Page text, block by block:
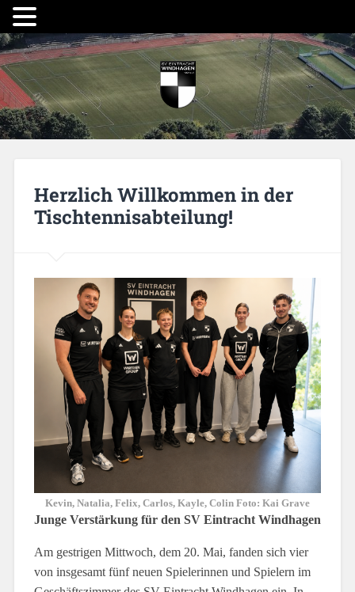
Herzlich Willkommen in der
Tischtennisabteilung!
Kevin, Natalia, Felix, Carlos, Kayle, Colin Foto: Kai Grave
Junge Verstärkung für den SV Eintracht Windhagen
Am gestrigen Mittwoch, dem 20. Mai, fanden sich vier
von insgesamt fünf neuen Spielerinnen und Spielern im